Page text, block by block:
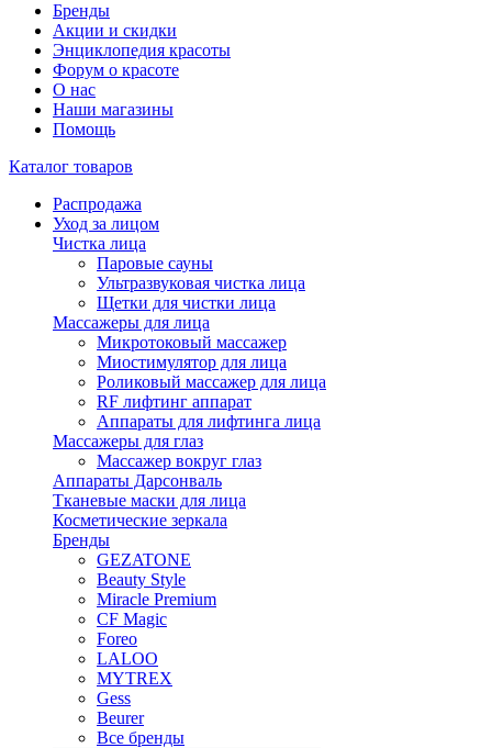
Бренды
Акции и скидки
Энциклопедия красоты
Форум о красоте
О нас
Наши магазины
Помощь
Каталог товаров
Распродажа
Уход за лицом
Чистка лица
Паровые сауны
Ультразвуковая чистка лица
Щетки для чистки лица
Массажеры для лица
Микротоковый массажер
Миостимулятор для лица
Роликовый массажер для лица
RF лифтинг аппарат
Аппараты для лифтинга лица
Массажеры для глаз
Массажер вокруг глаз
Аппараты Дарсонваль
Тканевые маски для лица
Косметические зеркала
Бренды
GEZATONE
Beauty Style
Miracle Premium
CF Magic
Foreo
LALOO
MYTREX
Gess
Beurer
Все бренды